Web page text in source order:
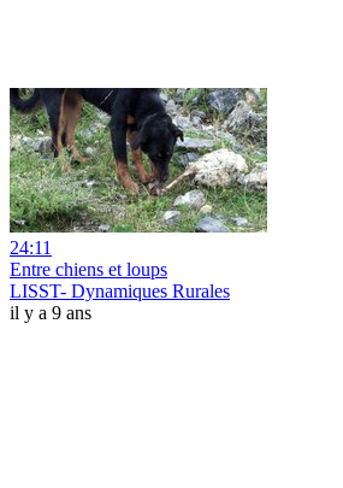
24:11
Entre chiens et loups
LISST- Dynamiques Rurales
il y a 9 ans